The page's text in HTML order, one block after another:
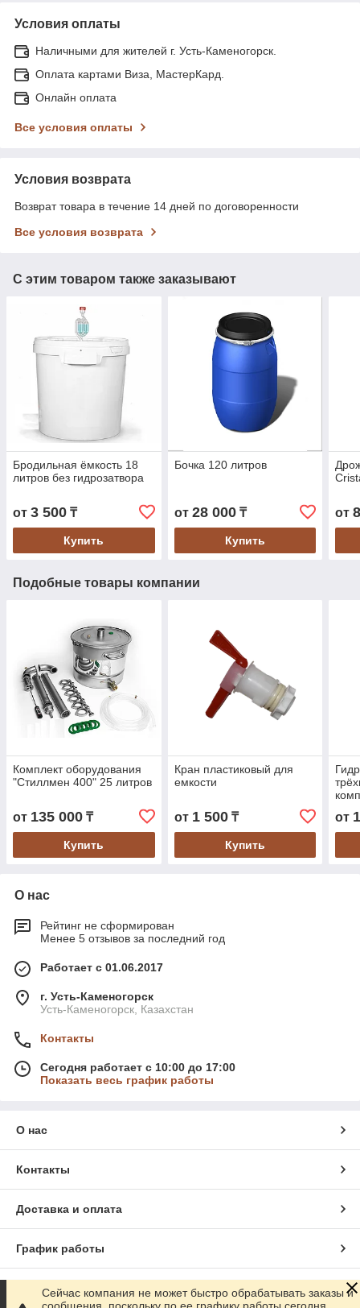
Условия оплаты
Наличными для жителей г. Усть-Каменогорск.
Оплата картами Виза, МастерКард.
Онлайн оплата
Все условия оплаты
Условия возврата
Возврат товара в течение 14 дней по договоренности
Все условия возврата
С этим товаром также заказывают
Бродильная ёмкость 18
литров без гидрозатвора
от 3 500 ₸
Купить
Бочка 120 литров
от 28 000₸
Купить
от
Подобные товары компании
Комплект оборудования
"Стиллмен 400" 25 литров
от 135 000 ₸
Купить
Кран пластиковый для
емкости
от 1 500₸
Купить
от
О нас
Рейтинг не сформирован
Менее 5 отзывов за последний год
Работает с 01.06.2017
г. Усть-Каменогорск
Усть-Каменогорск, Казахстан
Контакты
Сегодня работает с 10:00 до 17:00
Показать весь график работы
О нас
Контакты
Доставка и оплата
График работы
Полная версия сайта
Сейчас компания не может быстро обрабатывать заказы и